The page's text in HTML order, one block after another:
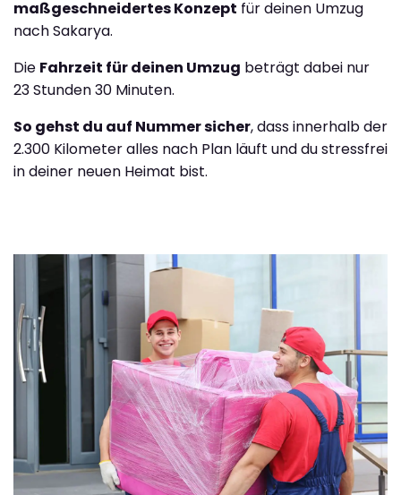
maßgeschneidertes Konzept für deinen Umzug
nach Sakarya.
Die Fahrzeit für deinen Umzug beträgt dabei nur
23 Stunden 30 Minuten.
So gehst du auf Nummer sicher, dass innerhalb der
2.300 Kilometer alles nach Plan läuft und du stressfrei
in deiner neuen Heimat bist.